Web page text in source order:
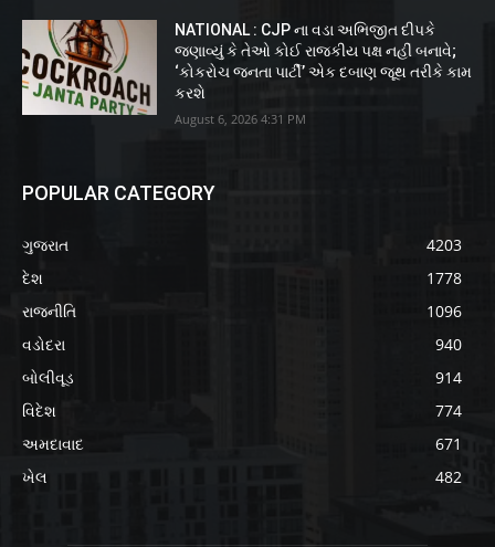
NATIONAL : CJP ના વડા અભિજીત દીપકે
જણાવ્યું કે તેઓ કોઈ રાજકીય પક્ષ નહીં બનાવે;
‘કોકરોચ જનતા પાર્ટી’ એક દબાણ જૂથ તરીકે કામ
કરશે
August 6, 2026 4:31 PM
POPULAR CATEGORY
ગુજરાત
4203
દેશ
1778
રાજનીતિ
1096
વડોદરા
940
બોલીવૂડ
914
વિદેશ
774
અમદાવાદ
671
ખેલ
482